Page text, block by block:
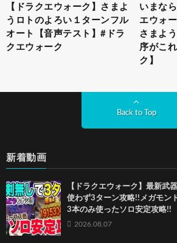
【ドラクエウォーク】さまよ
うロトのよろい１ターンフル
オート【音声テスト】#ドラ
クエウォーク
いまな
エウォ
さまよ
序がこ
ク】
Back to Top
新着動画
【ドラクエウォーク】最新武
使わず3ターン攻略!!メガモン
3本のみ使ったソロ安定攻略!!
2026.08.07